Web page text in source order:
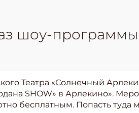
шоу-
Театра «Солнечный
SHOW» в Арлекино».
бесплатным. Попасть туда